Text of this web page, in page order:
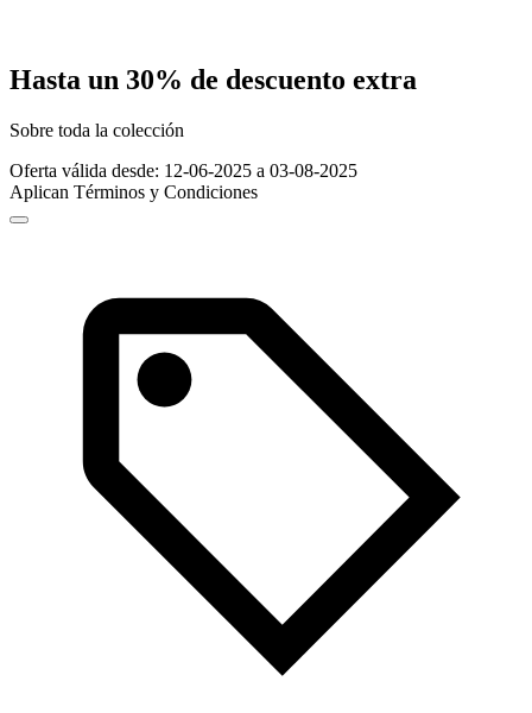
Hasta un 30% de descuento extra
Sobre toda la colección
Oferta válida desde: 12-06-2025 a 03-08-2025
Aplican Términos y Condiciones